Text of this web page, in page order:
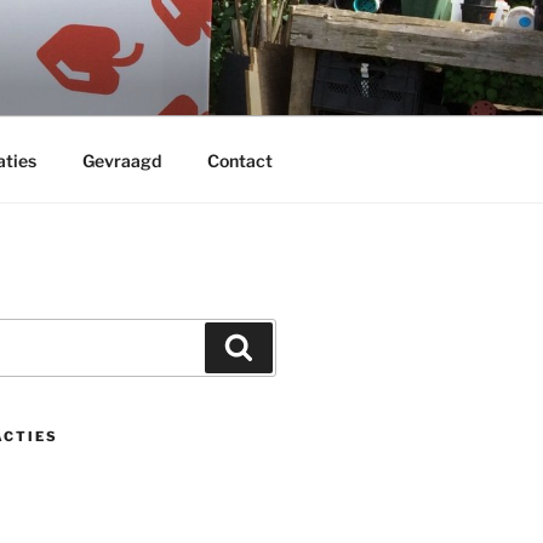
Gevraagd Contact